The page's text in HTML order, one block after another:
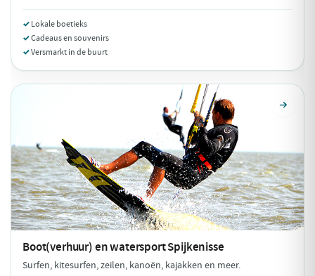
Lokale boetieks
Cadeaus en souvenirs
Versmarkt in de buurt
Boot(verhuur) en watersportSpijkenisse
Surfen, kitesurfen, zeilen, kanoën, kajakken en meer.